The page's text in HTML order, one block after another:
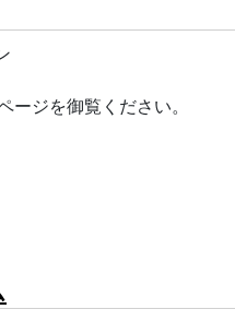
ージを御覧ください。